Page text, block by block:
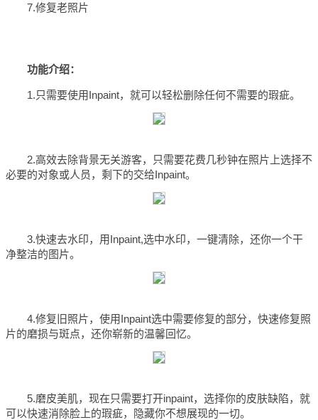
7.修复老照片
功能介绍：
1.只需要使用Inpaint，就可以轻松删除任何不需要的瑕疵。
2.高效去除背景无关游客，只需要花费几秒钟在照片上选择不
必要的对象或人员，剩下的交给Inpaint。
3.快速去水印，用Inpaint,选中水印，一键清除，还你一个干
净整洁的图片。
4.修复旧照片，使用Inpaint选中需要修复的部分，快速修复照
片的磨损与斑点，还你崭新的温馨回忆。
5.磨皮美肌，现在只需要打开inpaint，选择你的皮肤缺陷，就
可以快速消除脸上的瑕疵，隐藏你不想展现的一切。